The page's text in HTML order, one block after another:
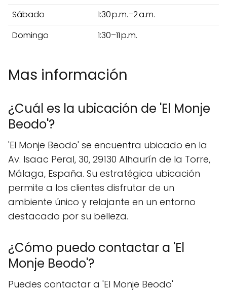
Sábado
1:30 p.m.–2 a.m.
Domingo
1:30–11 p.m.
Mas información
¿Cuál es la ubicación de 'El Monje
Beodo'?
'El Monje Beodo' se encuentra ubicado en la
Av. Isaac Peral, 30, 29130 Alhaurín de la Torre,
Málaga, España. Su estratégica ubicación
permite a los clientes disfrutar de un
ambiente único y relajante en un entorno
destacado por su belleza.
¿Cómo puedo contactar a 'El
Monje Beodo'?
Puedes contactar a 'El Monje Beodo'